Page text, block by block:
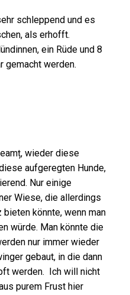
schleppend und es
als erhofft.
ein Rüde und 8
gemacht werden.
wieder diese
aufgeregten Hunde,
Nur einige
Wiese, die allerdings
könnte, wenn man
würde. Man könnte die
nur immer wieder
gebaut, in die dann
werden. Ich will nicht
purem Frust hier